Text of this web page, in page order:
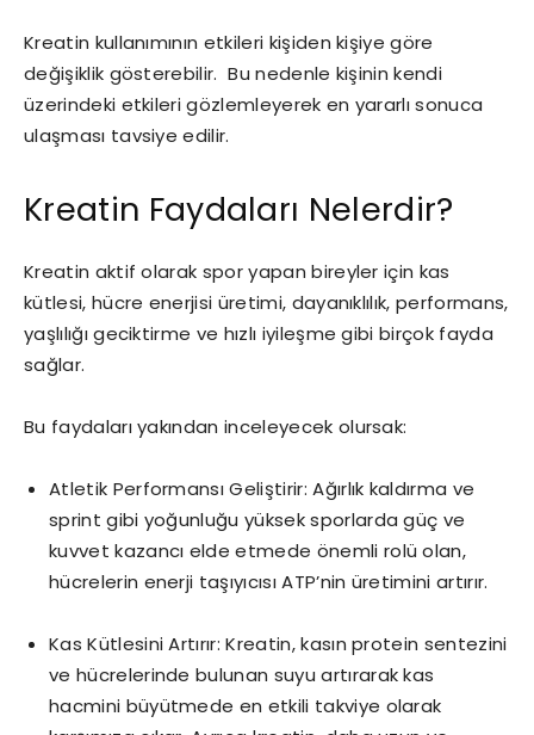
Kreatin kullanımının etkileri kişiden kişiye göre
değişiklik gösterebilir. Bu nedenle kişinin kendi
üzerindeki etkileri gözlemleyerek en yararlı sonuca
ulaşması tavsiye edilir.
Kreatin Faydaları Nelerdir?
Kreatin aktif olarak spor yapan bireyler için kas
kütlesi, hücre enerjisi üretimi, dayanıklılık, performans,
yaşlılığı geciktirme ve hızlı iyileşme gibi birçok fayda
sağlar.
Bu faydaları yakından inceleyecek olursak:
Atletik Performansı Geliştirir: Ağırlık kaldırma ve
sprint gibi yoğunluğu yüksek sporlarda güç ve
kuvvet kazancı elde etmede önemli rolü olan,
hücrelerin enerji taşıyıcısı ATP’nin üretimini artırır.
Kas Kütlesini Artırır: Kreatin, kasın protein sentezini
ve hücrelerinde bulunan suyu artırarak kas
hacmini büyütmede en etkili takviye olarak